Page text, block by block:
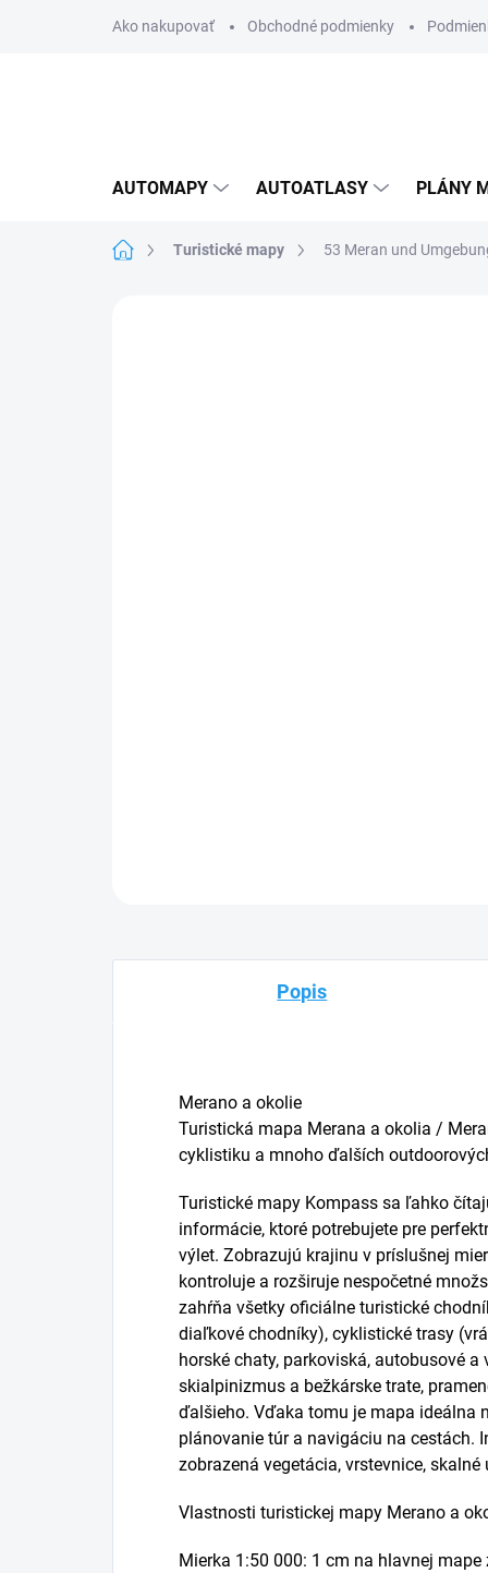
Ako nakupovať Obchodné podmienky
AUTOMAPY AUTOATLASY PLÁNY
DomovTuristické mapy 53 Meran und
Popis
Merano a okolie
Turistická mapa Merana a okolia /
cyklistiku a mnoho ďalších
Turistické mapy Kompass sa ľahko
informácie, ktoré potrebujete pre
výlet. Zobrazujú krajinu v príslušnej
kontroluje a rozširuje nespočetné
zahŕňa všetky oficiálne turistické
diaľkové chodníky), cyklistické trasy
horské chaty, parkoviská, autobusové
skialpinizmus a bežkárske trate,
ďalšieho. Vďaka tomu je mapa ideálna
plánovanie túr a navigáciu na cestách.
zobrazená vegetácia, vrstevnice,
Vlastnosti turistickej mapy Merano a
Mierka 1:50 000: 1 cm na hlavnej